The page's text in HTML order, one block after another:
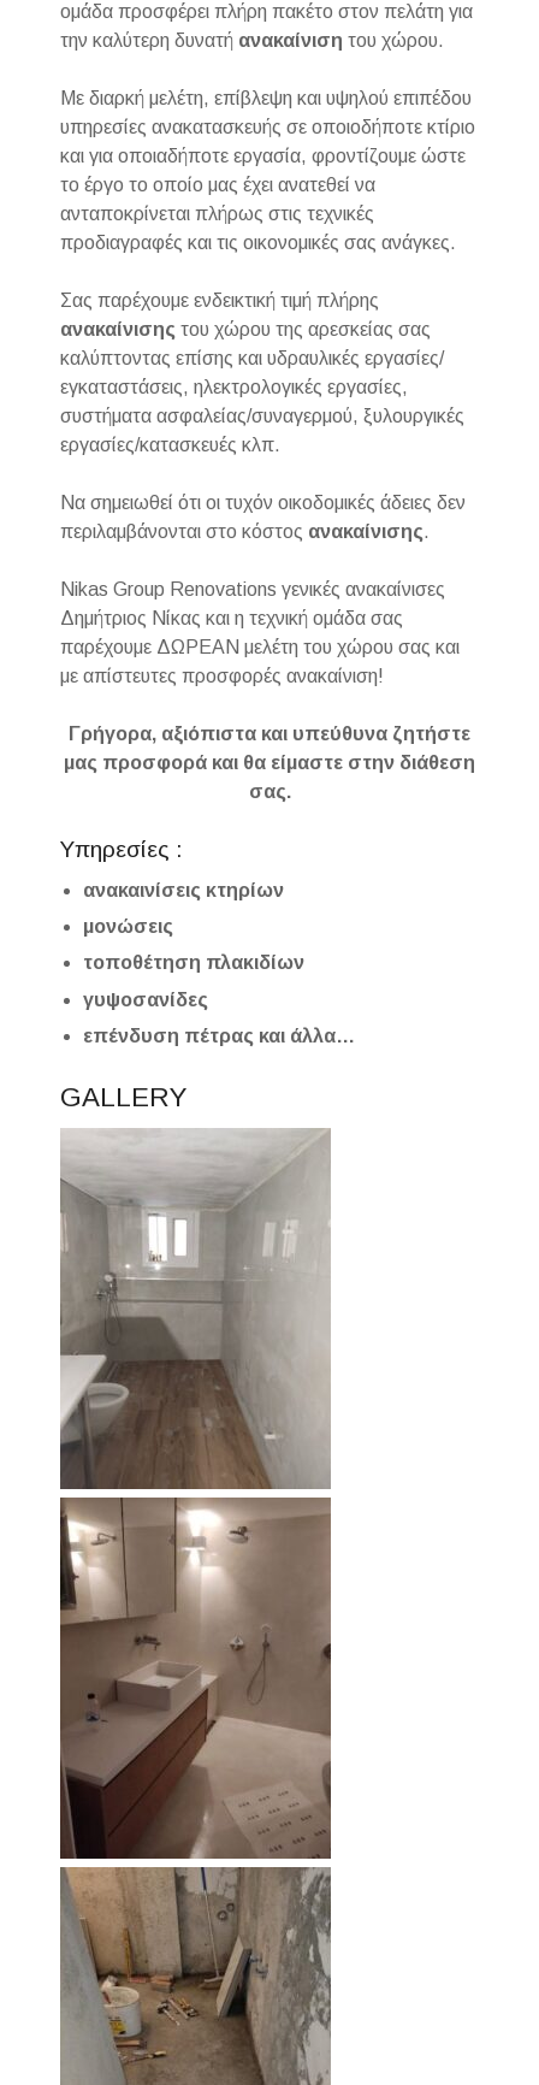
ομάδα προσφέρει πλήρη πακέτο στον πελάτη για
την καλύτερη δυνατή ανακαίνιση του χώρου.
Με διαρκή μελέτη, επίβλεψη και υψηλού επιπέδου
υπηρεσίες ανακατασκευής σε οποιοδήποτε κτίριο
και για οποιαδήποτε εργασία, φροντίζουμε ώστε
το έργο το οποίο μας έχει ανατεθεί να
ανταποκρίνεται πλήρως στις τεχνικές
προδιαγραφές και τις οικονομικές σας ανάγκες.
Σας παρέχουμε ενδεικτική τιμή πλήρης
ανακαίνισης του χώρου της αρεσκείας σας
καλύπτοντας επίσης και υδραυλικές εργασίες/
εγκαταστάσεις, ηλεκτρολογικές εργασίες,
συστήματα ασφαλείας/συναγερμού, ξυλουργικές
εργασίες/κατασκευές κλπ.
Να σημειωθεί ότι οι τυχόν οικοδομικές άδειες δεν
περιλαμβάνονται στο κόστος ανακαίνισης.
Nikas Group Renovations γενικές ανακαίνισες
Δημήτριος Νίκας και η τεχνική ομάδα σας
παρέχουμε ΔΩΡΕΑΝ μελέτη του χώρου σας και
με απίστευτες προσφορές ανακαίνιση!
Γρήγορα, αξιόπιστα και υπεύθυνα ζητήστε
μας προσφορά και θα είμαστε στην διάθεση
σας.
Υπηρεσίες :
ανακαινίσεις κτηρίων
μονώσεις
τοποθέτηση πλακιδίων
γυψοσανίδες
επένδυση πέτρας και άλλα…
GALLERY